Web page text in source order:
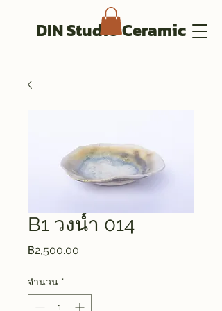
DIN Studio Ceramic
B1 วงน้ำ 014
฿2,500.00
จำนวน *